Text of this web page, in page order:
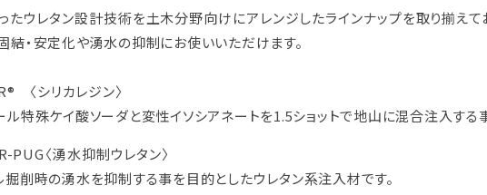
たウレタン設計技術を土木分野向けにアレンジしたラインナップを取り揃えて
結・安定化や湧水の抑制にお使いいただけます。
〈シリカレジン〉
ル特殊ケイ酸ソーダと変性イソシアネートを1.5ショットで地山に混合注入する
PUG〈湧水抑制ウレタン〉
掘削時の湧水を抑制する事を目的としたウレタン系注入材です。